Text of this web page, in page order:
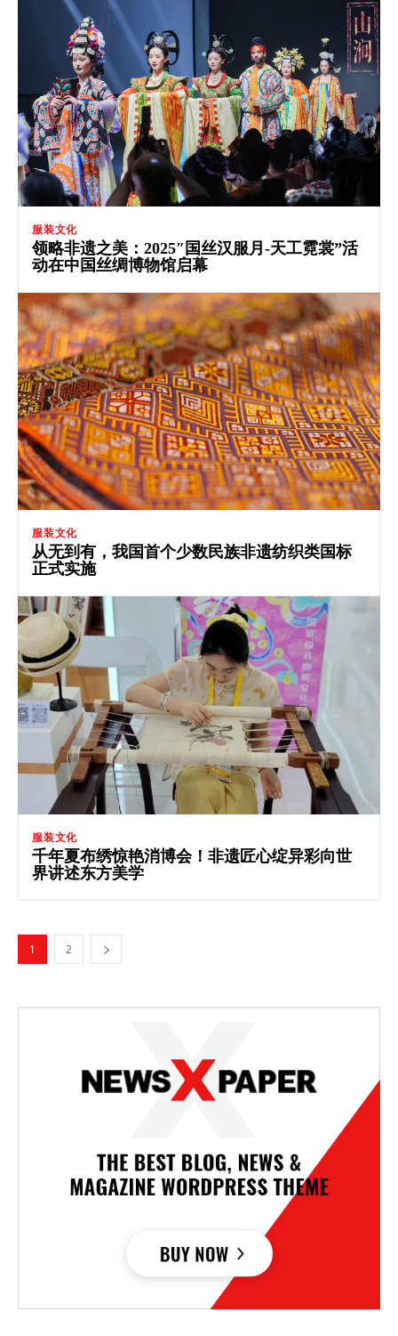
服装文化
领略非遗之美：2025″国丝汉服月-天工霓裳”活
动在中国丝绸博物馆启幕
服装文化
从无到有，我国首个少数民族非遗纺织类国标
正式实施
服装文化
千年夏布绣惊艳消博会！非遗匠心绽异彩向世
界讲述东方美学
1 2